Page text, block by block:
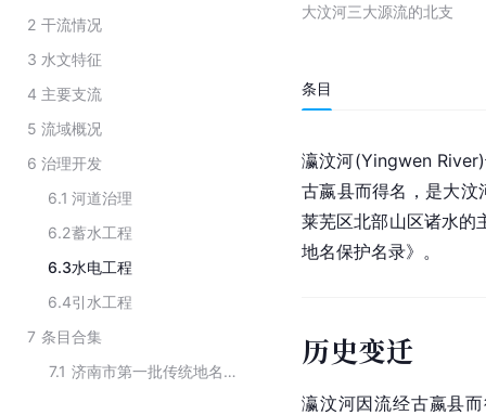
2 干流情况
3 水文特征
4 主要支流
5 流域概况
6 治理开发
6.1 河道治理
6.2蓄水工程
6.3水电工程
6.4引水工程
7 条目合集
7.1
济南市第一批传统地名保护名录
大汶河三大源流的北支
条目
瀛汶河(Yingwen
古嬴县而得名，是大汶
莱芜区北部山区诸水的
地名保护名录》。
历史变迁
瀛汶河因流经古嬴县